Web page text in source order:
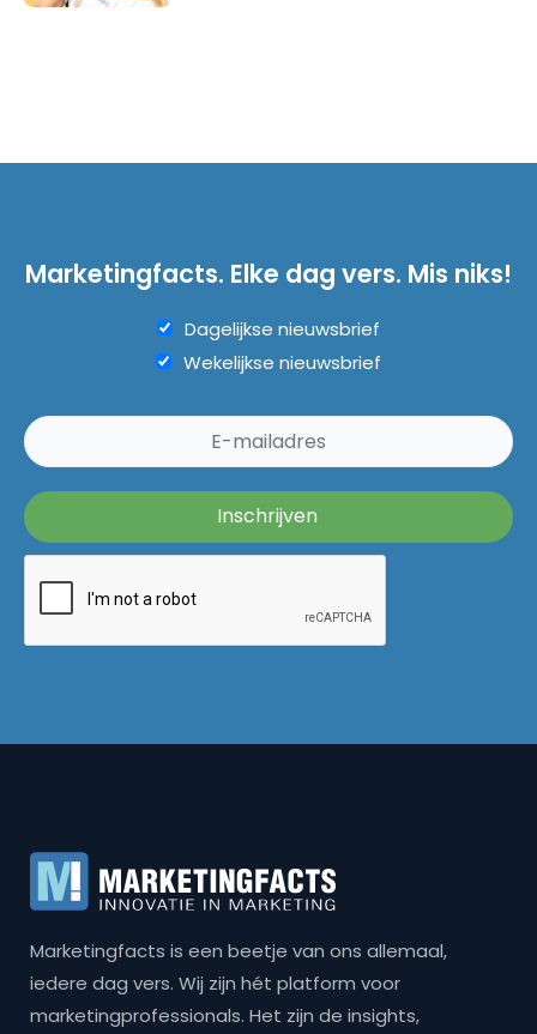
Marketingfacts. Elke dag vers. Mis niks!
Dagelijkse nieuwsbrief
Wekelijkse nieuwsbrief
Marketingfacts is een beetje van ons allemaal,
iedere dag vers. Wij zijn hét platform voor
marketingprofessionals. Het zijn de insights,